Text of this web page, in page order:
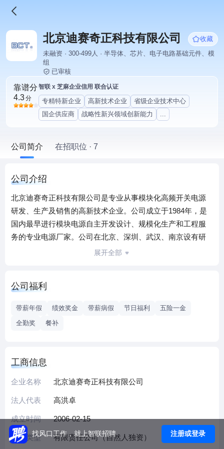
北京迪赛奇正科技有限公司
收藏
未融资 · 300-499人 · 半导体、芯片、电子电路基础元件、模
组
已审核
靠谱分
4.3分
智联 x 芝麻企业信用 联合认证
专精特新企业 高新技术企业
省级企业技术中心
国企供应商
战略性新兴领域创新能力 ...
公司简介 在招职位 · 7
公司介绍
北京迪赛奇正科技有限公司是专业从事模块化高频开关电源
研发、生产及销售的高新技术企业。公司成立于1984年，是
国内最早进行模块电源自主开发设计、规模化生产和工程服
务的专业电源厂家。公司在北京、深圳、武汉、南京设有研
发中心，拥有一支专业化、富于创新精神的研发队伍；以先
目前公司已发展成为注册资金5000万元，生产基地面积1.1万
DC电源变换器、DC-AC逆变器、EMI滤波器等产品类型，目
展开全部
公司福利
带薪年假 绩效奖金 带薪病假 节日福利
五险一金
全勤奖
餐补
工商信息
企业名称 北京迪赛奇正科技有限公司
法人代表 高洪卓
成立时间 2006-02-15
企业类型 有限责任公司（自然人独资）
找风口工作，就上智联招聘 注册或登录